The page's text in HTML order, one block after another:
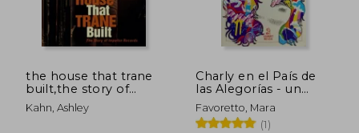
the house that trane
built,the story of
impulse records (en
Inglés)
Kahn, Ashley
Charly en el País de
las Alegorías - un
Viaje por las Letras de
Charly García
Favoretto, Mara
(1)